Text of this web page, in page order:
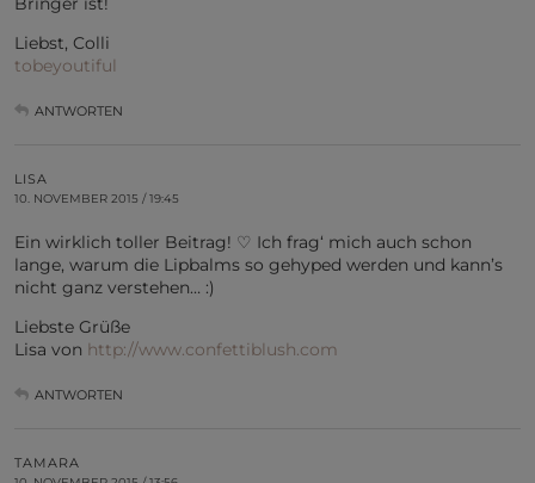
Liebst, Colli
tobeyoutiful
ANTWORTEN
LISA
10. NOVEMBER 2015 / 19:45
Ein wirklich toller Beitrag! ♡ Ich frag‘ mich auch schon
lange, warum die Lipbalms so gehyped werden und kann’s
nicht ganz verstehen… :)
Liebste Grüße
Lisa von http://www.confettiblush.com
ANTWORTEN
TAMARA